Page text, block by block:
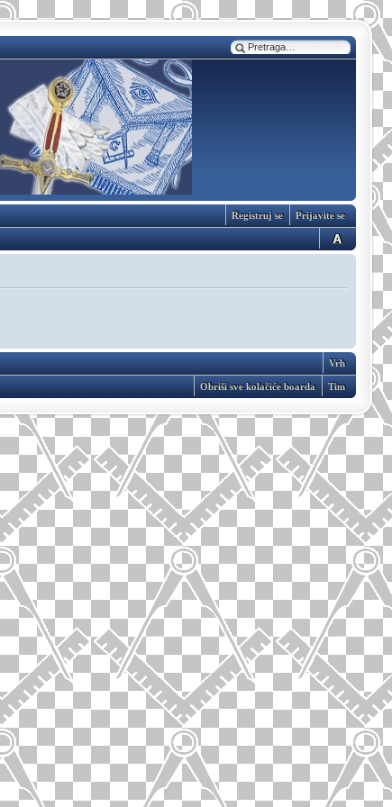
Prijavite se
Registruj se
Vrh
Tim
Obriši sve kolačiće boarda